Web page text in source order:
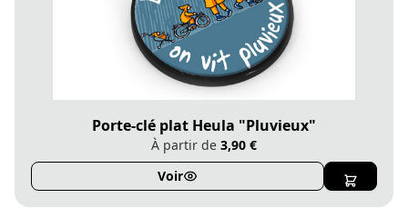
Porte-clé plat Heula "Pluvieux"
À partir de 3,90 €
Voir